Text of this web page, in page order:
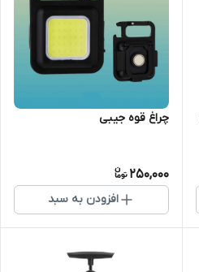
چراغ قوه جیبی
250,000
افزودن به سبد